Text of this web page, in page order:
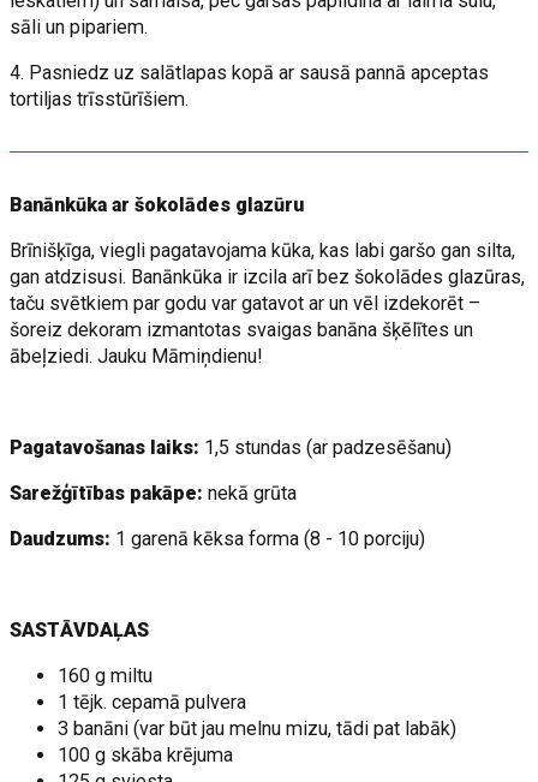
sāli un pipariem.
4. Pasniedz uz salātlapas kopā ar sausā pannā apceptas
tortiljas trīsstūrīšiem.
Banānkūka ar šokolādes glazūru
Brīnišķīga, viegli pagatavojama kūka, kas labi garšo gan silta,
gan atdzisusi. Banānkūka ir izcila arī bez šokolādes glazūras,
taču svētkiem par godu var gatavot ar un vēl izdekorēt –
šoreiz dekoram izmantotas svaigas banāna šķēlītes un
ābeļziedi. Jauku Māmiņdienu!
Pagatavošanas laiks: 1,5 stundas (ar padzesēšanu)
Sarežģītības pakāpe: nekā grūta
Daudzums: 1 garenā kēksa forma (8 - 10 porciju)
SASTĀVDAĻAS
160 g miltu
1 tējk. cepamā pulvera
3 banāni (var būt jau melnu mizu, tādi pat labāk)
100 g skāba krējuma